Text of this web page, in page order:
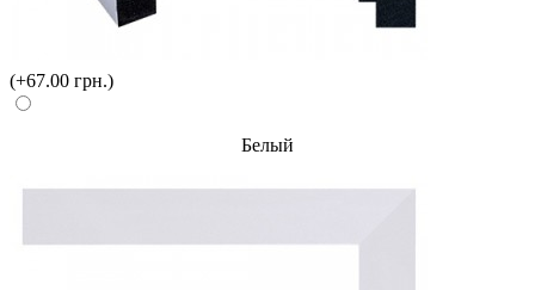
(+67.00 грн.)
Белый